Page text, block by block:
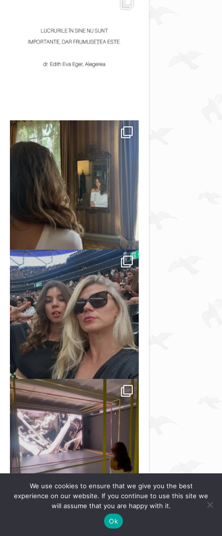
We use cookies to ensure that we give you the best
experience on our website. If you continue to use this site we
will assume that you are happy with it.
Ok